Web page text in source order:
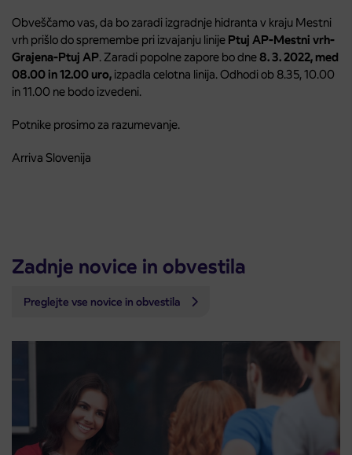
Obveščamo vas, da bo zaradi izgradnje hidranta v kraju Mestni
vrh prišlo do spremembe pri izvajanju linije Ptuj AP-Mestni vrh-
Grajena-Ptuj AP. Zaradi popolne zapore bo dne8. 3. 2022, med
08.00 in 12.00 uro, izpadla celotna linija. Odhodi ob 8.35, 10.00
in 11.00 ne bodo izvedeni.
Potnike prosimo za razumevanje.
Arriva Slovenija
Zadnje novice in obvestila
Preglejte vse novice in obvestila